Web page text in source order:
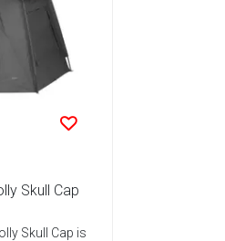
Skull Cap
Skull Cap is